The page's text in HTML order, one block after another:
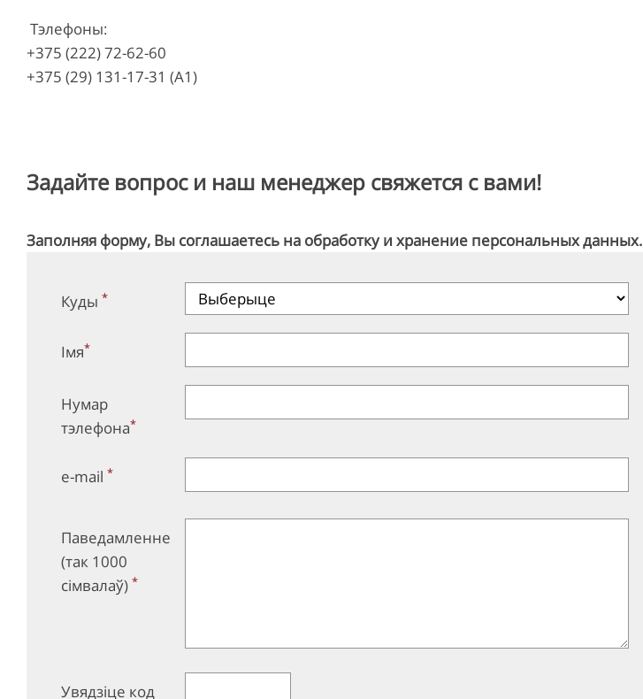
Тэлефоны:
+375 (222) 72-62-60
+375 (29) 131-17-31 (A1)
Задайте вопрос и наш менеджер свяжется с вами!
Заполняя форму, Вы соглашаетесь на обработку и хранение персональных данных.
Куды *
Імя*
Нумар
тэлефона*
e-mail *
Паведамленне
(так 1000
сімвалаў) *
Увядзіце код